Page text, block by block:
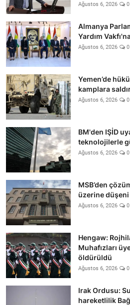
Ağustos 6, 2026 0
Almanya
Yardım
Ağustos 6, 2026 0
Yemen’de
kamplara
Ağustos 6, 2026 0
BM'den IŞİD
teknolojilerle
Ağustos 6, 2026 0
MSB’den
üzerine
Ağustos 6, 2026 0
Hengaw:
Muhafızları
öldürüldü
Ağustos 6, 2026 0
Irak Ordusu:
hareketlilik